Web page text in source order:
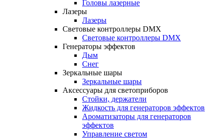
Головы лазерные
Лазеры
Лазеры
Световые контроллеры DMX
Световые контроллеры DMX
Генераторы эффектов
Дым
Снег
Зеркальные шары
Зеркальные шары
Аксессуары для светоприборов
Стойки, держатели
Жидкость для генераторов эффектов
Ароматизаторы для генераторов
эффектов
Управление светом